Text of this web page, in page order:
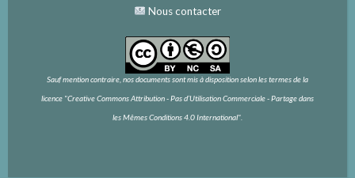
Nous contacter
Sauf mention contraire, nos documents sont mis à disposition selon les termes de la
licence "Creative Commons Attribution - Pas d’Utilisation Commerciale - Partage dans
les Mêmes Conditions 4.0 International".